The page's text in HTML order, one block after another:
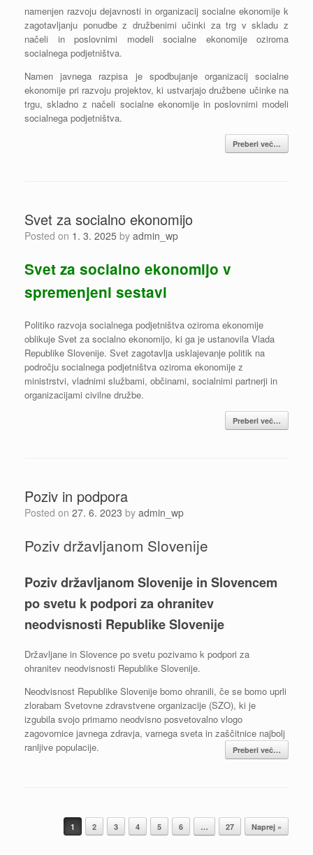
namenjen razvoju dejavnosti in organizacij socialne ekonomije k
zagotavljanju ponudbe z družbenimi učinki za trg v skladu z
načeli in poslovnimi modeli socialne ekonomije oziroma
socialnega podjetništva.
Namen javnega razpisa je spodbujanje organizacij socialne
ekonomije pri razvoju projektov, ki ustvarjajo družbene učinke na
trgu, skladno z načeli socialne ekonomije in poslovnimi modeli
socialnega podjetništva.
Preberi več…
Svet za socialno ekonomijo
Posted on 1. 3. 2025 by admin_wp
Svet za socialno ekonomijo v
spremenjeni sestavi
Politiko razvoja socialnega podjetništva oziroma ekonomije
oblikuje Svet za socialno ekonomijo, ki ga je ustanovila Vlada
Republike Slovenije. Svet zagotavlja usklajevanje politik na
področju socialnega podjetništva oziroma ekonomije z
ministrstvi, vladnimi službami, občinami, socialnimi partnerji in
organizacijami civilne družbe.
Preberi več…
Poziv in podpora
Posted on 27. 6. 2023 by admin_wp
Poziv državljanom Slovenije
Poziv državljanom Slovenije in Slovencem
po svetu k podpori za ohranitev
neodvisnosti Republike Slovenije
Državljane in Slovence po svetu pozivamo k podpori za
ohranitev neodvisnosti Republike Slovenije.
Neodvisnost Republike Slovenije bomo ohranili, če se bomo uprli
zlorabam Svetovne zdravstvene organizacije (SZO), ki je
izgubila svojo primarno neodvisno posvetovalno vlogo
zagovornice javnega zdravja, varnega sveta in zaščitnice najbolj
ranljive populacije.
Preberi več…
Post navigation
1 2 3 4 5 6 … 27 Naprej »